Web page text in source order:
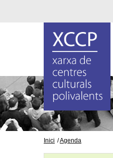
Inici Agenda